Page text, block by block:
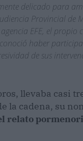
delicado para
Provincial de
EFE, el
haber
de sus
llevaba casi
la cadena, su
relato